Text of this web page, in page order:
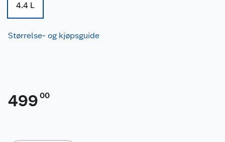
4.4 L
Størrelse- og kjøpsguide
499 00